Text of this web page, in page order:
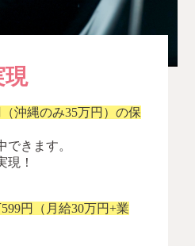
現
沖縄のみ35万円）の保
きます。
現！
円（月給30万円+業